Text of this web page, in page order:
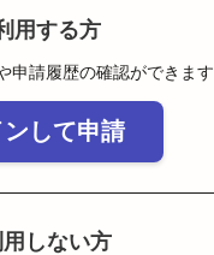
用する方
申請履歴の確認ができま
して申請
しない方